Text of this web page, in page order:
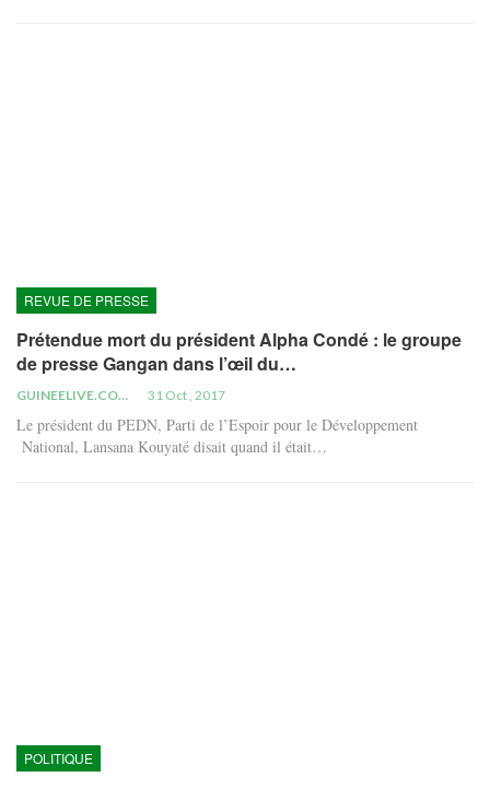
REVUE DE PRESSE
Prétendue mort du président Alpha Condé : le groupe
de presse Gangan dans l’œil du…
GUINEELIVE.COM 31 Oct , 2017
Le président du PEDN, Parti de l’Espoir pour le Développement
National, Lansana Kouyaté disait quand il était…
POLITIQUE